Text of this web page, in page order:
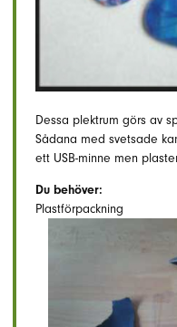
Dessa plektrum görs av
Sådana med svetsade
ett USB-minne men
Du behöver:
Plastförpackning